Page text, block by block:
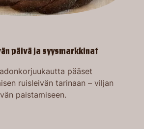
päivä ja syysmarkkinat
pääset
ruisleivän tarinaan – viljan
paistamiseen.